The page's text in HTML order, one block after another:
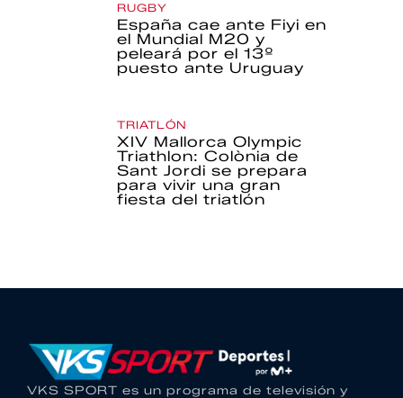
RUGBY
España cae ante Fiyi en
el Mundial M20 y
peleará por el 13º
puesto ante Uruguay
TRIATLÓN
XIV Mallorca Olympic
Triathlon: Colònia de
Sant Jordi se prepara
para vivir una gran
fiesta del triatlón
VKS SPORT es un programa de televisión y